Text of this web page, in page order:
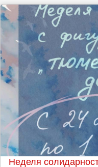
Неделя